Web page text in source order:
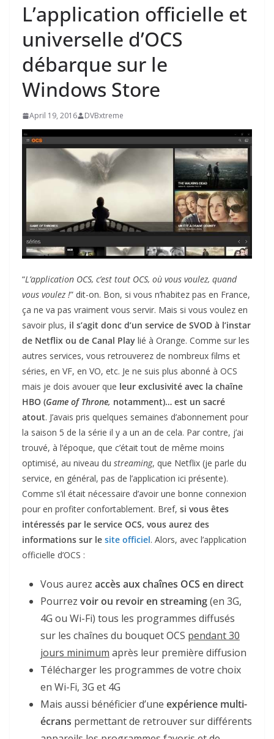
L’application officielle et
universelle d’OCS
débarque sur le
Windows Store
April 19, 2016 DVBxtreme
“L’application OCS, c’est tout OCS, où vous voulez, quand
vous voulez !” dit-on. Bon, si vous n’habitez pas en France,
ça ne va pas vraiment vous servir. Mais si vous voulez en
savoir plus, il s’agit donc d’un service de SVOD à l’instar
de Netflix ou de Canal Play lié à Orange. Comme sur les
autres services, vous retrouverez de nombreux films et
séries, en VF, en VO, etc. Je ne suis plus abonné à OCS
mais je dois avouer que leur exclusivité avec la chaîne
HBO (Game of Throne, notamment)… est un sacré
atout. J’avais pris quelques semaines d’abonnement pour
la saison 5 de la série il y a un an de cela. Par contre, j’ai
trouvé, à l’époque, que c’était tout de même moins
optimisé, au niveau du streaming, que Netflix (je parle du
service, en général, pas de l’application ici présente).
Comme s’il était nécessaire d’avoir une bonne connexion
pour en profiter confortablement. Bref, si vous êtes
intéressés par le service OCS, vous aurez des
informations sur le site officiel. Alors, avec l’application
officielle d’OCS :
Vous aurez accès aux chaînes OCS en direct
Pourrez voir ou revoir en streaming(en 3G,
4G ou Wi-Fi) tous les programmes diffusés
sur les chaînes du bouquet OCS pendant 30
jours minimum après leur première diffusion
Télécharger les programmes de votre choix
en Wi-Fi, 3G et 4G
Mais aussi bénéficier d’une expérience multi-
écrans permettant de retrouver sur différents